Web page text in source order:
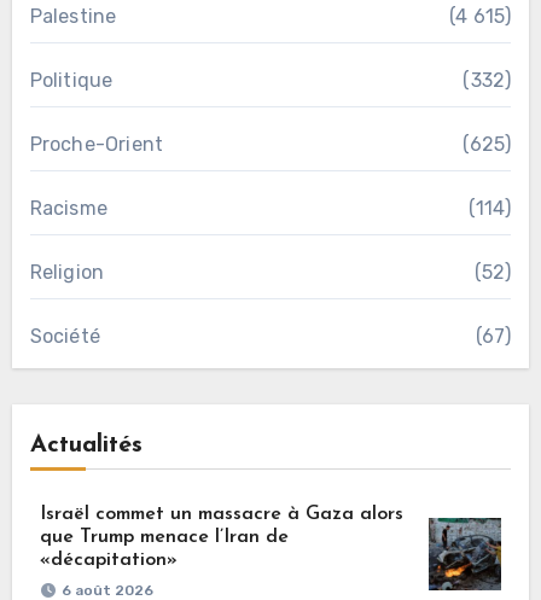
Palestine (4 615)
Politique (332)
Proche-Orient (625)
Racisme (114)
Religion (52)
Société (67)
Actualités
Israël commet un massacre à Gaza alors
que Trump menace l’Iran de
«décapitation»
6 août 2026